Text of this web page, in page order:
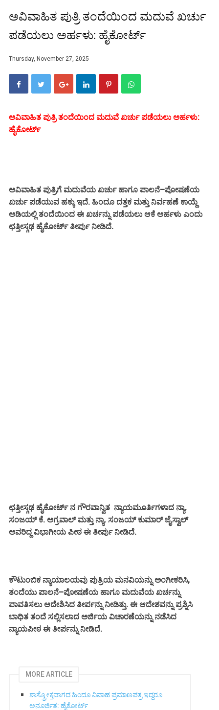
ಅವಿವಾಹಿತ ಪುತ್ರಿ ತಂದೆಯಿಂದ ಮದುವೆ ಖರ್ಚು
ಪಡೆಯಲು ಅರ್ಹಳು: ಹೈಕೋರ್ಟ್
Thursday, November 27, 2025
ಅವಿವಾಹಿತ ಪುತ್ರಿ ತಂದೆಯಿಂದ ಮದುವೆ ಖರ್ಚು ಪಡೆಯಲು ಅರ್ಹಳು:
ಹೈಕೋರ್ಟ್
ಅವಿವಾಹಿತ ಪುತ್ರಿಗೆ ಮದುವೆಯ ಖರ್ಚು ಹಾಗೂ ಪಾಲನೆ–ಪೋಷಣೆಯ
ಖರ್ಚು ಪಡೆಯುವ ಹಕ್ಕು ಇದೆ. ಹಿಂದೂ ದತ್ತಕ ಮತ್ತು ನಿರ್ವಹಣೆ ಕಾಯ್ದೆ
ಅಡಿಯಲ್ಲಿ ತಂದೆಯಿಂದ ಈ ಖರ್ಚನ್ನು ಪಡೆಯಲು ಆಕೆ ಅರ್ಹಳು ಎಂದು
ಛತ್ತೀಸ್ಗಢ ಹೈಕೋರ್ಟ್ ತೀರ್ಪು ನೀಡಿದೆ.
ಛತ್ತೀಸ್ಗಢ ಹೈಕೋರ್ಟ್ ನ ಗೌರವಾನ್ವಿತ ನ್ಯಾಯಮೂರ್ತಿಗಳಾದ ನ್ಯಾ.
ಸಂಜಯ್ ಕೆ. ಅಗ್ರವಾಲ್ ಮತ್ತು ನ್ಯಾ. ಸಂಜಯ್ ಕುಮಾರ್ ಜೈಸ್ವಾಲ್
ಅವರಿದ್ದ ವಿಭಾಗೀಯ ಪೀಠ ಈ ತೀರ್ಪು ನೀಡಿದೆ.
ಕೌಟುಂಬಿಕ ನ್ಯಾಯಾಲಯವು ಪುತ್ರಿಯ ಮನವಿಯನ್ನು ಅಂಗೀಕರಿಸಿ,
ತಂದೆಯು ಪಾಲನೆ–ಪೋಷಣೆಯ ಹಾಗೂ ಮದುವೆಯ ಖರ್ಚನ್ನು
ಪಾವತಿಸಲು ಆದೇಶಿಸಿದ ತೀರ್ಪನ್ನು ನೀಡಿತ್ತು. ಈ ಆದೇಶವನ್ನು ಪ್ರಶ್ನಿಸಿ
ಬಾಧಿತ ತಂದೆ ಸಲ್ಲಿಸಲಾದ ಅರ್ಜಿಯ ವಿಚಾರಣೆಯನ್ನು ನಡೆಸಿದ
ನ್ಯಾಯಪೀಠ ಈ ತೀರ್ಪನ್ನು ನೀಡಿದೆ.
MORE ARTICLE
ಶಾಸ್ತ್ರೋಕ್ತವಾಗದ ಹಿಂದೂ ವಿವಾಹ ಪ್ರಮಾಣಪತ್ರ ಇದ್ದರೂ
ಅನೂರ್ಜಿತ: ಹೈಕೋರ್ಟ್‌